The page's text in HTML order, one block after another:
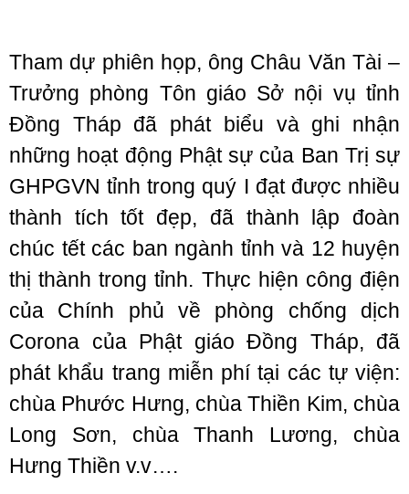
Tham dự phiên họp, ông Châu Văn Tài –
Trưởng phòng Tôn giáo Sở nội vụ tỉnh
Đồng Tháp đã phát biểu và ghi nhận
những hoạt động Phật sự của Ban Trị sự
GHPGVN tỉnh trong quý I đạt được nhiều
thành tích tốt đẹp, đã thành lập đoàn
chúc tết các ban ngành tỉnh và 12 huyện
thị thành trong tỉnh. Thực hiện công điện
của Chính phủ về phòng chống dịch
Corona của Phật giáo Đồng Tháp, đã
phát khẩu trang miễn phí tại các tự viện:
chùa Phước Hưng, chùa Thiền Kim, chùa
Long Sơn, chùa Thanh Lương, chùa
Hưng Thiền v.v….